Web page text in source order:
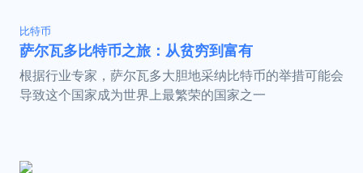
比特币
萨尔瓦多比特币之旅：从贫穷到富有
根据行业专家，萨尔瓦多大胆地采纳比特币的举措可能会
导致这个国家成为世界上最繁荣的国家之一